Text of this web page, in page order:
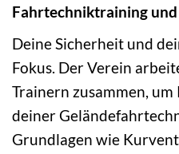
Fahrtechniktraining
Deine Sicherheit und
Fokus. Der Verein
Trainern zusammen,
deiner
Grundlagen wie